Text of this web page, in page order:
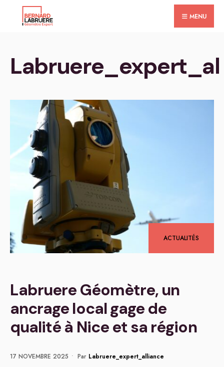
MENU
ACTUALITÉS
Labruere Géomètre, un
ancrage local gage de
qualité à Nice et sa région
17 NOVEMBRE 2025 • Par Labruere_expert_alliance
for: